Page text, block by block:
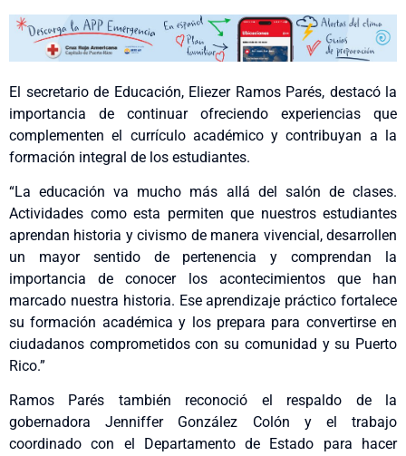
El secretario de Educación, Eliezer Ramos Parés, destacó la
importancia de continuar ofreciendo experiencias que
complementen el currículo académico y contribuyan a la
formación integral de los estudiantes.
“La educación va mucho más allá del salón de clases.
Actividades como esta permiten que nuestros estudiantes
aprendan historia y civismo de manera vivencial, desarrollen
un mayor sentido de pertenencia y comprendan la
importancia de conocer los acontecimientos que han
marcado nuestra historia. Ese aprendizaje práctico fortalece
su formación académica y los prepara para convertirse en
ciudadanos comprometidos con su comunidad y su Puerto
Rico.”
Ramos Parés también reconoció el respaldo de la
gobernadora Jenniffer González Colón y el trabajo
coordinado con el Departamento de Estado para hacer